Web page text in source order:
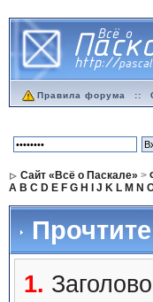
Правила форума ::
Сайт «Всё о Паскале» >
A B C D E F G H J K L M N
1.